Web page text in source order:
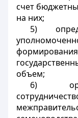
счет
на них;
5)
объем;
6)